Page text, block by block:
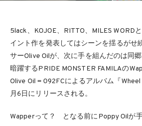
5lack、KOJOE、RITTO、MILES WORD
イント作を発表してはシーンを揺るがせ
サーOlive Oilが、次に手を組んだのは同
暗躍するPRIDE MONSTER FAMILAの
Olive Oil = 092FCによるアルバム『
月6日にリリースされる。
Wapperって？ となる前にPoppy Oilが手